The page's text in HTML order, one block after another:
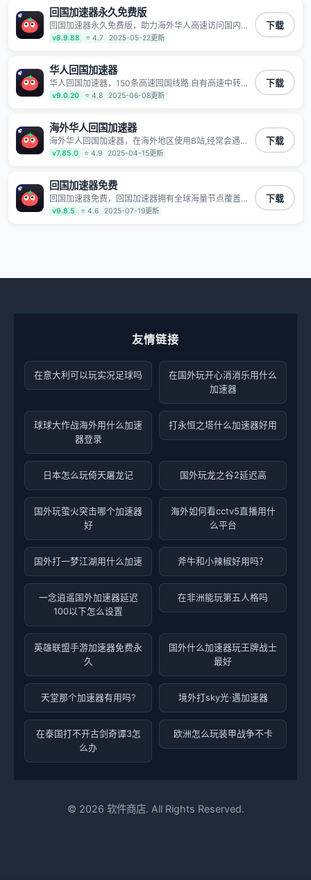
艺、哔哩哔哩和优酷视频,在国外也能畅快追剧!
回国加速器永久免费版
回国加速器永久免费版，助力海外华人高速访问国内网
络，快速开启国内各直播平台,解决国内视频、音乐卡顿
问题；更能加速海量国服游戏，超低延迟稳定不掉线,畅
v8.9.88 ⭐ 4.7 2025-05-22更新
下载
华人回国加速器
华人回国加速器，150条高速回国线路 自有高速中转节
点 无需注册 一键连接 提供高速线路 应用内直达视频音
乐app,快人一步 应用模式 App互不干扰 不间断的隐私保
止第三方对数据进行窃取和监听
v9.0.20 ⭐ 4.8 2025-06-08更新
下载
海外华人回国加速器
海外华人回国加速器，在海外地区使用B站,经常会遇到B
站地区版权限制/网络IP屏蔽,缓冲卡顿等问题,使用我们
的哔哩哔哩专用回国VPN,可加速解决各类网络问题,一键
服7*24小时服务。
v7.85.0 ⭐ 4.9 2025-04-15更新
下载
回国加速器免费
回国加速器免费，回国加速器拥有全球海量节点覆盖，
运营商专线不卡顿超稳定，专为海外华人和留学生打
造，帮助海外华人免除地域限制，随时高速稳定低延迟
v9.8.5 ⭐ 4.6 2025-07-19更新
下载
友情链接
在意大利可以玩实况足球吗
在国外玩开心消消乐用什么
加速器
球球大作战海外用什么加速
器登录
打永恒之塔什么加速器好用
日本怎么玩倚天屠龙记 国外玩龙之谷2延迟高
国外玩萤火突击哪个加速器
好
海外如何看cctv5直播用什
么平台
国外打一梦江湖用什么加速 斧牛和小辣椒好用吗？
一念逍遥国外加速器延迟
100以下怎么设置
在非洲能玩第五人格吗
英雄联盟手游加速器免费永
久
国外什么加速器玩王牌战士
最好
天堂那个加速器有用吗? 境外打sky光·遇加速器
在泰国打不开古剑奇谭3怎
么办
欧洲怎么玩装甲战争不卡
© 2026 软件商店. All Rights Reserved.